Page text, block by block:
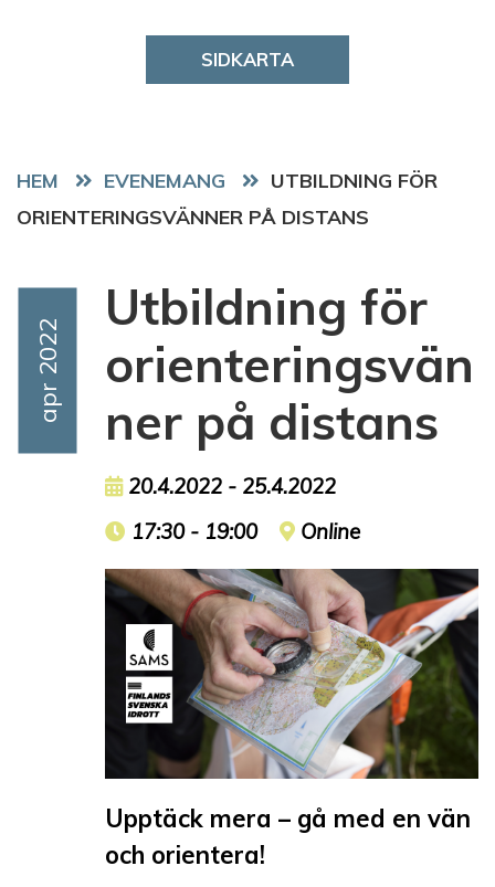
SIDKARTA
HEM EVENEMANG
UTBILDNING FÖR
ORIENTERINGSVÄNNER PÅ DISTANS
Event Date
Apr 2022
Utbildning för
orienteringsvän
ner på distans
Event date
20.4.2022 - 25.4.2022
Event time
17:30 - 19:00 Event location
Online
Upptäck mera – gå med en vän
och orientera!